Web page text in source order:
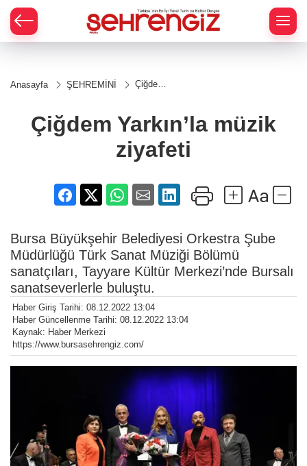
Anasayfa ŞEHREMİNİ
Çiğdem
ziyafeti
Çiğdem Yarkın’la müzik
ziyafeti
Bursa Büyükşehir Belediyesi Orkestra Şube
Müdürlüğü Türk Sanat Müziği Bölümü
sanatçıları, Tayyare Kültür Merkezi’nde Bursalı
sanatseverlerle buluştu.
Haber Giriş Tarihi: 08.12.2022 13:04
Haber Güncellenme Tarihi: 08.12.2022 13:04
Kaynak: Haber Merkezi
https://www.bursasehrengiz.com/